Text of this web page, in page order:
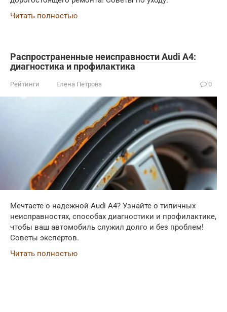
Читать полностью
Распространенные неисправности Audi A4:
диагностика и профилактика
Рейтинги Елена Петрова 0
Мечтаете о надежной Audi A4? Узнайте о типичных
неисправностях, способах диагностики и профилактике,
чтобы ваш автомобиль служил долго и без проблем!
Советы экспертов.
Читать полностью